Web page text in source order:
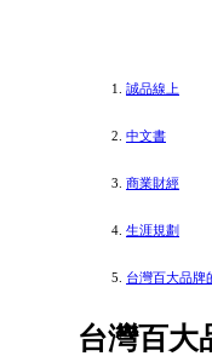
誠品線上
中文書
商業財經
生涯規劃
台灣百大品牌
台灣百大